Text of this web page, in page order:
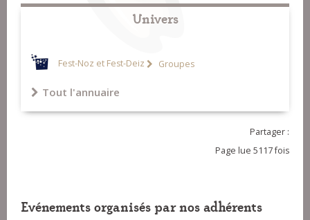
Univers
Fest-Noz et Fest-Deiz Groupes
Tout l'annuaire
Partager :
Page lue 5117 fois
Evénements organisés par nos adhérents